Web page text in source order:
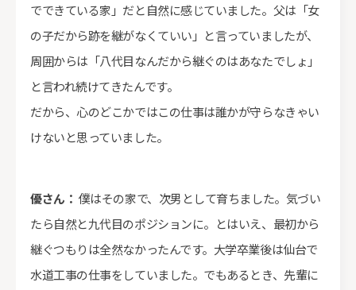
でできている家」だと自然に感じていました。父は「女
の子だから跡を継がなくていい」と言っていましたが、
周囲からは「八代目なんだから継ぐのはあなたでしょ」
と言われ続けてきたんです。
だから、心のどこかではこの仕事は誰かが守らなきゃい
けないと思っていました。
優さん： 僕はその家で、次男として育ちました。気づい
たら自然と九代目のポジションに。とはいえ、最初から
継ぐつもりは全然なかったんです。大学卒業後は仙台で
水道工事の仕事をしていました。でもあるとき、先輩に